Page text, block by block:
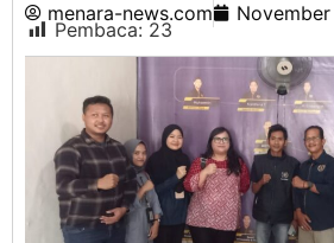
menara-news.com
Pembaca: 23